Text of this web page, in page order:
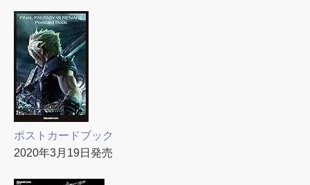
ポストカードブック
2020年3月19日発売